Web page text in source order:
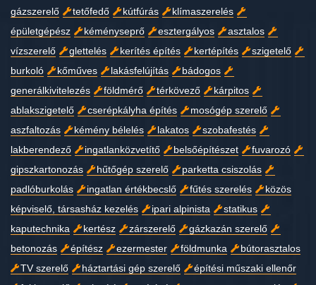
gázszerelő
tetőfedő kútfúrás
klímaszerelés
épületgépész
kéményseprő esztergályos
asztalos
vízszerelő
glettelés kerítés építés kertépítés
szigetelő
burkoló
kőműves lakásfelújítás
bádogos
generálkivitelezés
földmérő térkövező
kárpitos
ablakszigetelő
cserépkályha építés
mosógép szerelő
aszfaltozás
kémény bélelés lakatos
szobafestés
lakberendező
ingatlanközvetítő belsőépítészet
fuvarozó
gipszkartonozás
hűtőgép szerelő
parketta csiszolás
padlóburkolás
ingatlan értékbecslő fűtés szerelés
közös
képviselő, társasház kezelés
ipari alpinista
statikus
kaputechnika
kertész zárszerelő
gázkazán szerelő
betonozás
építész ezermester földmunka
bútorasztalos
TV szerelő
háztartási gép szerelő
építési műszaki ellenőr